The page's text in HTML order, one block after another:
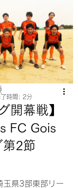
開幕戦】
FC Gois
2節
時間: 2分
県3部東部リー